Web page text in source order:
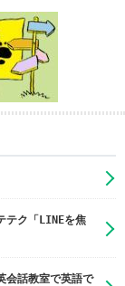
テク「LINEを焦
会話教室で英語で